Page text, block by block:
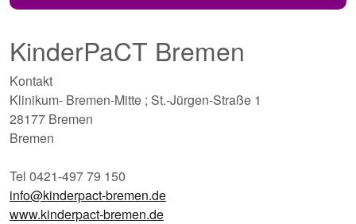
KinderPaCT Bremen
Kontakt
Klinikum- Bremen-Mitte ; St.-Jürgen-Straße 1
28177 Bremen
Bremen
Tel 0421-497 79 150
info@kinderpact-bremen.de
www.kinderpact-bremen.de